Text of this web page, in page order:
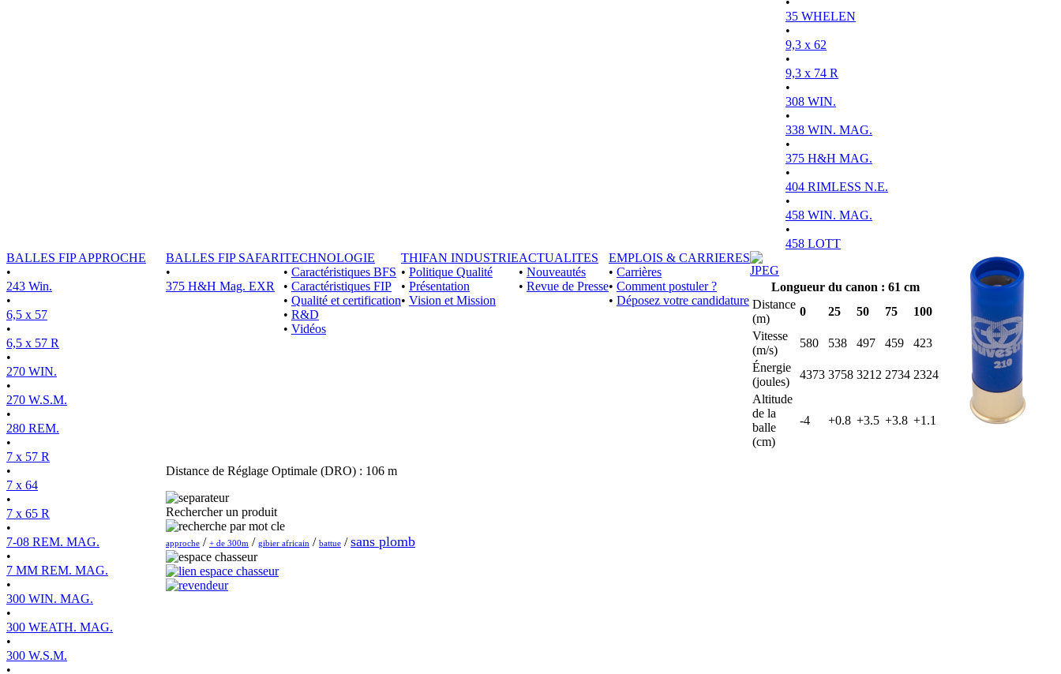
35 WHELEN
•
9,3 x 62
•
9,3 x 74 R
•
308 WIN.
•
338 WIN. MAG.
•
375 H&H MAG.
•
404 RIMLESS N.E.
•
458 WIN. MAG.
•
458 LOTT
BALLES FIP APPROCHE
•
243 Win.
•
6,5 x 57
•
6,5 x 57 R
•
270 WIN.
•
270 W.S.M.
•
280 REM.
•
7 x 57 R
•
7 x 64
•
7 x 65 R
•
7-08 REM. MAG.
•
7 MM REM. MAG.
•
300 WIN. MAG.
•
300 WEATH. MAG.
•
300 W.S.M.
•
BALLES FIP SAFARI
•
375 H&H Mag. EXR
TECHNOLOGIE
• Caractéristiques BFS
• Caractéristiques FIP
• Qualité et certification
• R&D
• Vidéos
THIFAN INDUSTRIE
• Politique Qualité
• Présentation
• Vision et Mission
ACTUALITES
• Nouveautés
• Revue de Presse
EMPLOIS & CARRIERES
• Carrières
• Comment postuler ?
• Déposez votre candidature
Longueur du canon : 61 cm
Distance
(m)
0 25 50 75
100
Vitesse
(m/s)
580 538 497 459
423
Énergie
(joules)
4373 3758 3212 2734 2324
Altitude
de la
balle
(cm)
-4 +0.8 +3.5 +3.8 +1.1
Distance de Réglage Optimale (DRO) : 106 m
Rechercher un produit
approche / + de 300m / gibier africain / battue / sans plomb